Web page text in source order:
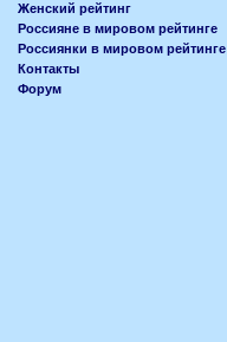
Женский рейтинг
Россияне в мировом рейтинге
Россиянки в мировом рейтинге
Контакты
Форум